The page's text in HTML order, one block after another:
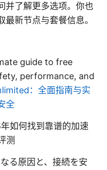
并了解更多选项。你也
新节点与套餐信息。
guide to free
performance, and
：全面指南与实
全
如何找到靠谱的加速
测
る原因と、接続を安